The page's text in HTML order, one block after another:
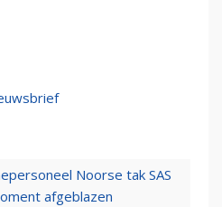
Noorse tak SAS
afgeblazen